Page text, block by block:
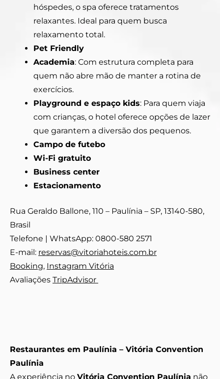
hóspedes, o spa oferece tratamentos
relaxantes. Ideal para quem busca
relaxamento total.
Pet Friendly
Academia: Com estrutura completa para
quem não abre mão de manter a rotina de
exercícios.
Playground e espaço kids: Para quem viaja
com crianças, o hotel oferece opções de lazer
que garantem a diversão dos pequenos.
Campo de futebo
Wi-Fi gratuito
Business center
Estacionamento
Rua Geraldo Ballone, 110 – Paulínia – SP, 13140-580,
Brasil
Telefone | WhatsApp: 0800-580 2571
E-mail: reservas@vitoriahoteis.com.br
Booking, Instagram Vitória
Avaliações TripAdvisor
Restaurantes em Paulínia – Vitória Convention
Paulínia
A experiência no Vitória Convention Paulínia não